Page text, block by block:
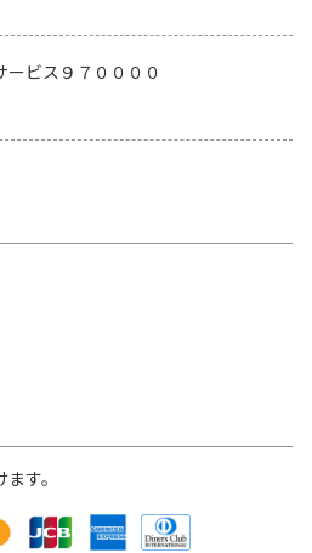
ービス９７００００
す。